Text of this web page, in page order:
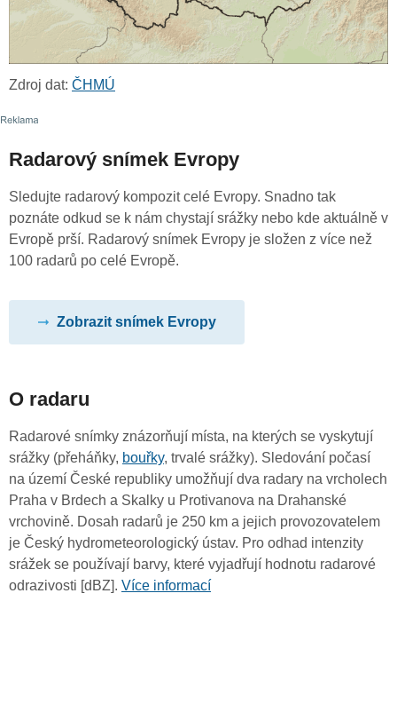
Zdroj dat: ČHMÚ
Radarový snímek Evropy
Sledujte radarový kompozit celé Evropy. Snadno tak
poznáte odkud se k nám chystají srážky nebo kde aktuálně v
Evropě prší. Radarový snímek Evropy je složen z více než
100 radarů po celé Evropě.
Zobrazit snímek Evropy
O radaru
Radarové snímky znázorňují místa, na kterých se vyskytují
srážky (přeháňky, bouřky, trvalé srážky). Sledování počasí
na území České republiky umožňují dva radary na vrcholech
Praha v Brdech a Skalky u Protivanova na Drahanské
vrchovině. Dosah radarů je 250 km a jejich provozovatelem
je Český hydrometeorologický ústav. Pro odhad intenzity
srážek se používají barvy, které vyjadřují hodnotu radarové
odrazivosti [dBZ]. Více informací